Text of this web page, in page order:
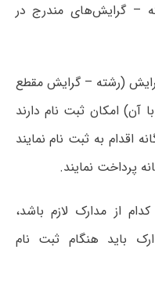
– گرایش‌های مندرج در
(رشته – گرایش مقطع
آن) امکان ثبت نام دارند
اقدام به ثبت نام نمایند
پرداخت نمایند.
از مدارک لازم باشد،
باید هنگام ثبت نام